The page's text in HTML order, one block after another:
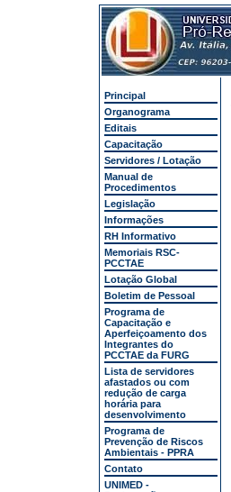
Principal
Organograma
Editais
Capacitação
Servidores / Lotação
Manual de
Procedimentos
Legislação
Informações
RH Informativo
Memoriais RSC-
PCCTAE
Lotação Global
Boletim de Pessoal
Programa de
Capacitação e
Aperfeiçoamento dos
Integrantes do
PCCTAE da FURG
Lista de servidores
afastados ou com
redução de carga
horária para
desenvolvimento
Programa de
Prevenção de Riscos
Ambientais - PPRA
Contato
UNIMED -